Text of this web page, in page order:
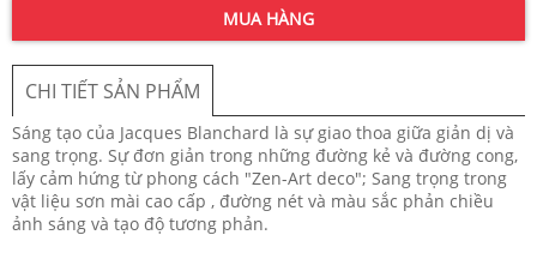
MUA HÀNG
CHI TIẾT SẢN PHẨM
Sáng tạo của Jacques Blanchard là sự giao thoa giữa giản dị và
sang trọng. Sự đơn giản trong những đường kẻ và đường cong,
lấy cảm hứng từ phong cách "Zen-Art deco"; Sang trọng trong
vật liệu sơn mài cao cấp , đường nét và màu sắc phản chiều
ảnh sáng và tạo độ tương phản.